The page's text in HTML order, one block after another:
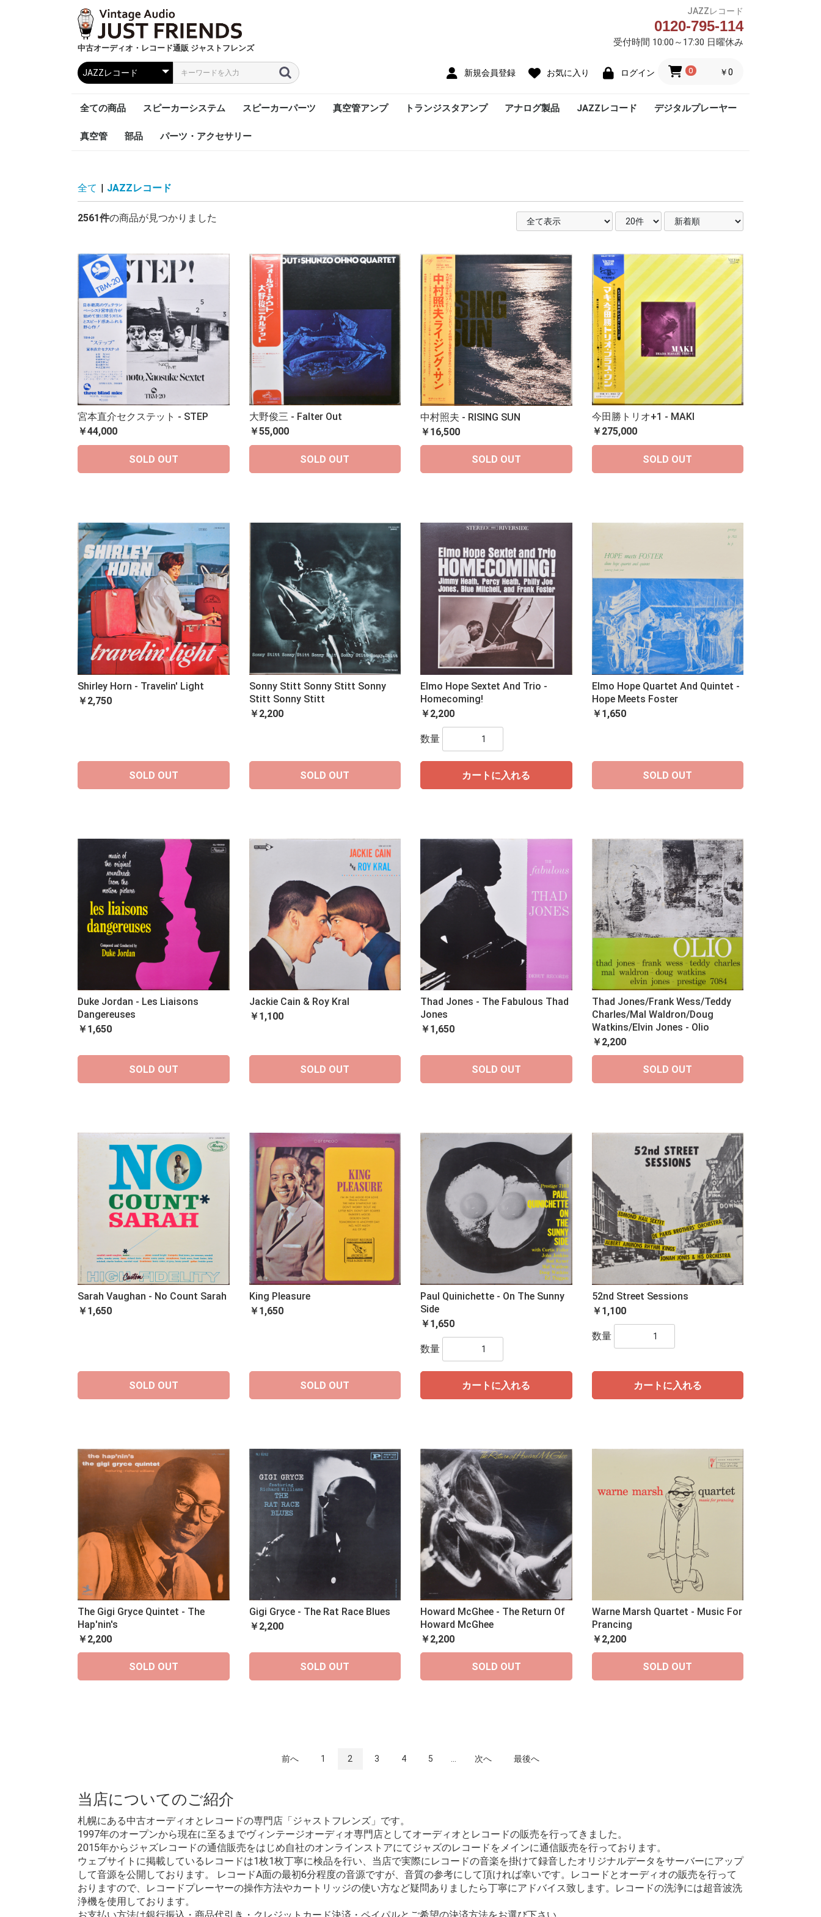
中古オーディオ・レコード通販 ジャストフレンズ
JAZZレコード
0120-795-114
受付時間 10:00～17:30 日曜休み
新規会員登録 お気に入り ログイン 0 ￥0
全ての商品 スピーカーシステム スピーカーパーツ 真空管アンプ トランジスタアンプ アナログ製品 JAZZレコード デジタルプレーヤー
真空管 部品 パーツ・アクセサリー
全て JAZZレコード
2561件の商品が見つかりました
宮本直介セクステット - STEP
￥44,000
SOLD OUT
大野俊三 - Falter Out
￥55,000
SOLD OUT
中村照夫 - RISING SUN
￥16,500
SOLD OUT
今田勝トリオ+1 - MAKI
￥275,000
SOLD OUT
Shirley Horn - Travelin' Light
￥2,750
SOLD OUT
Sonny Stitt Sonny Stitt Sonny
Stitt Sonny Stitt
￥2,200
SOLD OUT
Elmo Hope Sextet And Trio -
Homecoming!
￥2,200
数量
カートに入れる
Elmo Hope Quartet And Quintet -
Hope Meets Foster
￥1,650
SOLD OUT
Duke Jordan - Les Liaisons
Dangereuses
￥1,650
SOLD OUT
Jackie Cain & Roy Kral
￥1,100
SOLD OUT
Thad Jones - The Fabulous Thad
Jones
￥1,650
SOLD OUT
Thad Jones/Frank Wess/Teddy
Charles/Mal Waldron/Doug
Watkins/Elvin Jones - Olio
￥2,200
SOLD OUT
Sarah Vaughan - No Count Sarah
￥1,650
SOLD OUT
King Pleasure
￥1,650
SOLD OUT
Paul Quinichette - On The Sunny
Side
￥1,650
数量
カートに入れる
52nd Street Sessions
￥1,100
数量
カートに入れる
The Gigi Gryce Quintet - The
Hap'nin's
￥2,200
SOLD OUT
Gigi Gryce - The Rat Race Blues
￥2,200
SOLD OUT
Howard McGhee - The Return Of
Howard McGhee
￥2,200
SOLD OUT
Warne Marsh Quartet - Music For
Prancing
￥2,200
SOLD OUT
前へ 1 2 3 4 5 ... 次へ 最後へ
当店についてのご紹介
札幌にある中古オーディオとレコードの専門店「ジャストフレンズ」です。
1997年のオープンから現在に至るまでヴィンテージオーディオ専門店としてオーディオとレコードの販売を行ってきました。
2015年からジャズレコードの通信販売をはじめ自社のオンラインストアにてジャズのレコードをメインに通信販売を行っております。
ウェブサイトに掲載しているレコードは1枚1枚丁寧に検品を行い、当店で実際にレコードの音楽を掛けて録音したオリジナルデータをサーバーにアップ
して音源を公開しております。 レコードA面の最初6分程度の音源ですが、音質の参考にして頂ければ幸いです。レコードとオーディオの販売を行って
おりますので、レコードプレーヤーの操作方法やカートリッジの使い方など疑問ありましたら丁寧にアドバイス致します。レコードの洗浄には超音波洗
浄機を使用しております。